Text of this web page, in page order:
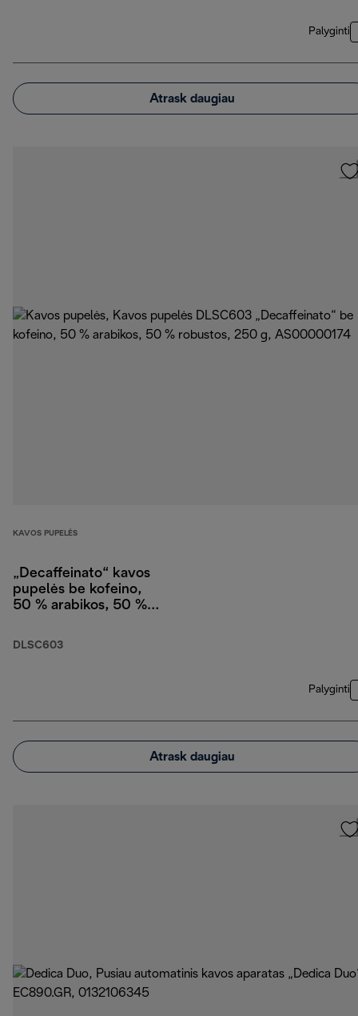
Palyginti
Atrask daugiau
KAVOS PUPELĖS
„Decaffeinato“ kavos
pupelės be kofeino,
50 % arabikos, 50 %
DLSC603
Palyginti
Atrask daugiau